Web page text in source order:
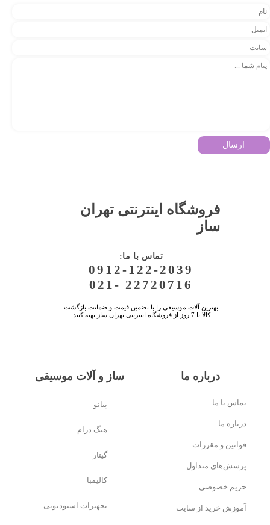
ارسال
فروشگاه اینترنتی تهران
ساز
:تماس با ما
0912-122-2039
021- 22720716
بهترین آلات موسیقی را با تضمین قیمت و ضمانت بازگشت
کالا تا 7 روز از فروشگاه اینترنتی تهران ساز تهیه کنید.
تماس با ما
درباره ما
قوانین و مقررات
پرسش‌های متداول
حریم خصوصی
آموزش خرید از سایت
درباره ما ساز و آلات موسیقی
پیانو
هنگ درام
گیتار
کالیمبا
تجهیزات استودیویی